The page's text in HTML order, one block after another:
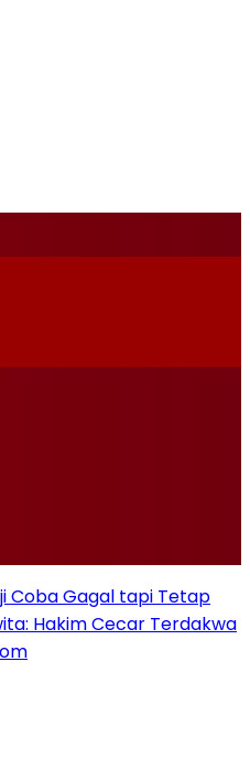
Coba Gagal tapi Tetap
Hakim Cecar Terdakwa